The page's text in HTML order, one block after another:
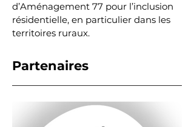
d’Aménagement 77 pour l’inclusion
résidentielle, en particulier dans les
territoires ruraux.
Partenaires